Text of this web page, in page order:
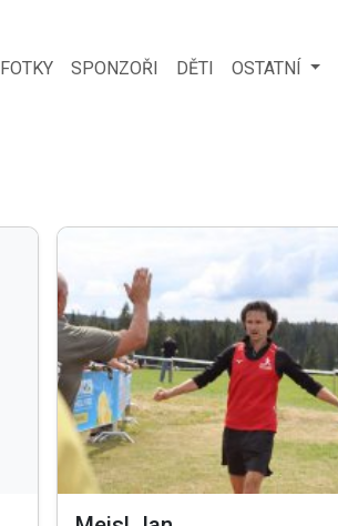
FOTKY SPONZOŘI DĚTI OSTATNÍ